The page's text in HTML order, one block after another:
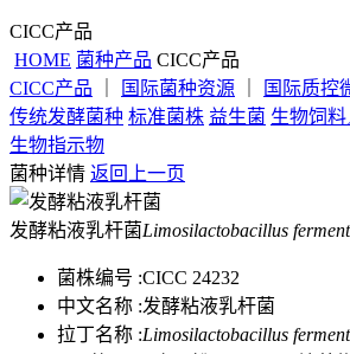
CICC产品
HOME 菌种产品 CICC产品
CICC产品
国际菌种资源
国际质控
传统发酵菌种 标准菌株 益生菌 生物饲
生物指示物
菌种详情 返回上一页
发酵粘液乳杆菌Limosilactobacillus
菌株编号 :CICC 24232
中文名称 :发酵粘液乳杆菌
拉丁名称 :Limosilactobacillus